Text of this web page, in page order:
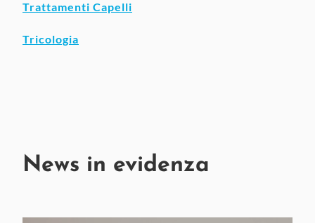
Trattamenti Capelli
Tricologia
News in evidenza